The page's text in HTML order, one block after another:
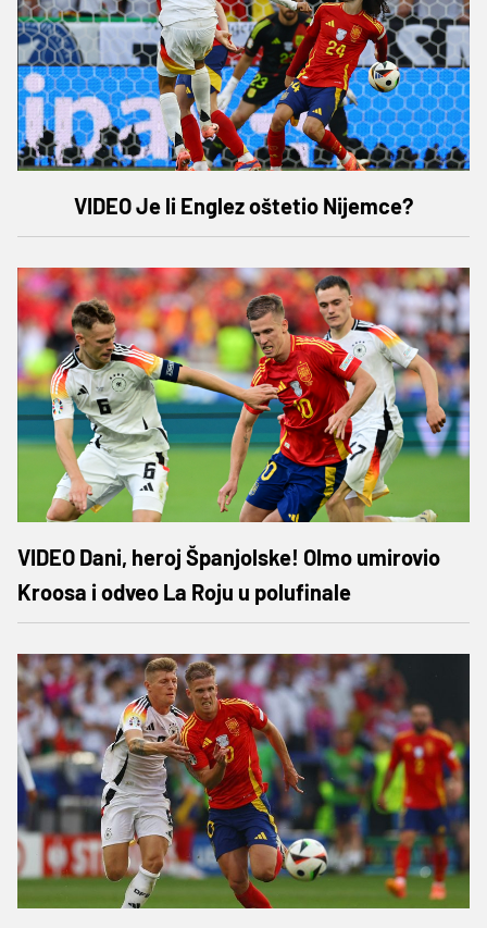
VIDEO Je li Englez oštetio Nijemce?
VIDEO Dani, heroj Španjolske! Olmo umirovio
Kroosa i odveo La Roju u polufinale